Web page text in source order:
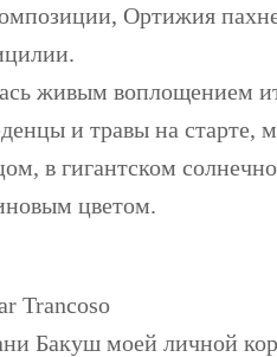
Ортижия
живым воплощением
и травы на старте,
в гигантском
цветом.
Trancoso
Бакуш моей личной